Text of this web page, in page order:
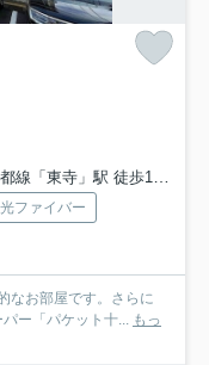
線「東寺」駅 徒歩17分
光ファイバー
なお部屋です。さらに
パー「パケット十... もっ